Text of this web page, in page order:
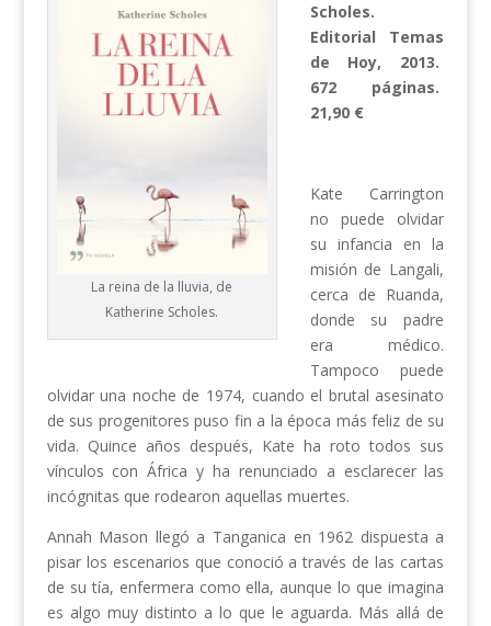
La reina de la lluvia, de
Katherine Scholes.
Scholes.
Editorial Temas
de Hoy, 2013.
672 páginas.
21,90 €
Kate Carrington
no puede olvidar
su infancia en la
misión de Langali,
cerca de Ruanda,
donde su padre
era médico.
Tampoco puede
olvidar una noche de 1974, cuando el brutal asesinato
de sus progenitores puso fin a la época más feliz de su
vida. Quince años después, Kate ha roto todos sus
vínculos con África y ha renunciado a esclarecer las
incógnitas que rodearon aquellas muertes.
Annah Mason llegó a Tanganica en 1962 dispuesta a
pisar los escenarios que conoció a través de las cartas
de su tía, enfermera como ella, aunque lo que imagina
es algo muy distinto a lo que le aguarda. Más allá de